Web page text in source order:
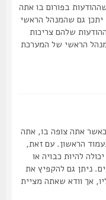
בפורום בו אתה
גם שהמנהל הראשי
שלהם צריכות
הראשי של המערכת
אתה צופה בו, אתה
הראשון. עם זאת,
כבויה או
גם להקפיץ את
וודא שאתה מציית